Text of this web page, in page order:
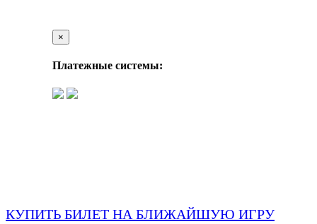
×
Платежные системы:
КУПИТЬ БИЛЕТ НА БЛИЖАЙШУЮ ИГРУ